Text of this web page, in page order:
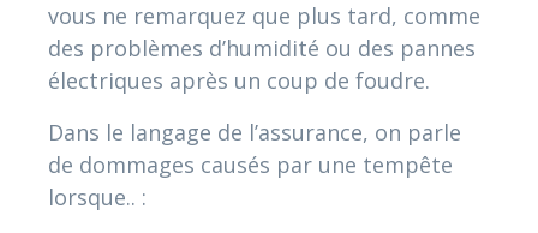
vous ne remarquez que plus tard, comme
des problèmes d’humidité ou des pannes
électriques après un coup de foudre.
Dans le langage de l’assurance, on parle
de dommages causés par une tempête
lorsque.. :